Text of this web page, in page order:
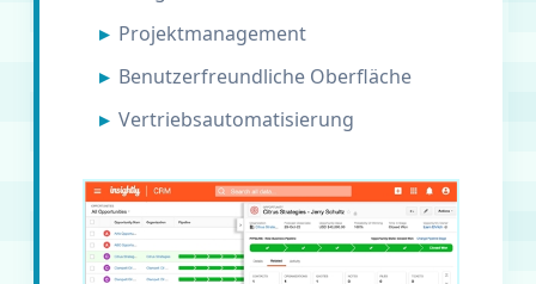
Projektmanagement
Benutzerfreundliche Oberfläche
Vertriebsautomatisierung